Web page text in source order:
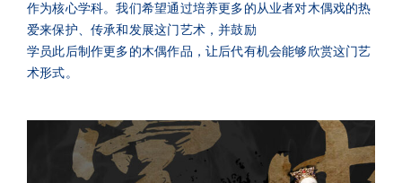
作为核心学科。我们希望通过培养更多的从业者对木偶戏的热
爱来保护、传承和发展这门艺术，并鼓励
学员此后制作更多的木偶作品，让后代有机会能够欣赏这门艺
术形式。